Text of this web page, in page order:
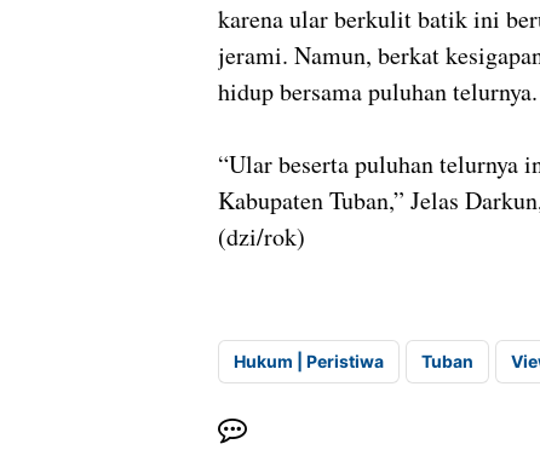
karena ular berkulit batik ini
jerami. Namun, berkat
hidup bersama puluhan telurnya.
“Ular beserta puluhan telurnya
Kabupaten Tuban,” Jelas
(dzi/rok)
Hukum | Peristiwa Tuban